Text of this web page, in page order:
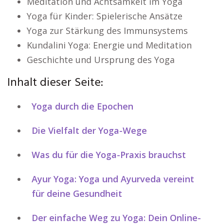
Yoga für Kinder: Spielerische Ansätze
Yoga zur Stärkung des Immunsystems
Kundalini Yoga: Energie und Meditation
Geschichte und Ursprung des Yoga
Inhalt dieser Seite:
Yoga durch die Epochen
Die Vielfalt der Yoga-Wege
Was du für die Yoga-Praxis brauchst
Ayur Yoga: Yoga und Ayurveda vereint
für deine Gesundheit
Der einfache Weg zu Yoga: Dein Online-